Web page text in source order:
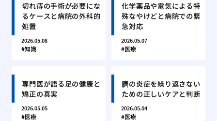
切れ痔の手術が必要にな
るケースと病院の外科的
処置
2026.05.08
知識
化学薬品や電気による特
殊なやけどと病院での緊
急対応
2026.05.07
医療
専門医が語る足の健康と
矯正の真実
2026.05.05
医療
臍の炎症を繰り返さない
ための正しいケアと判断
2026.05.04
医療